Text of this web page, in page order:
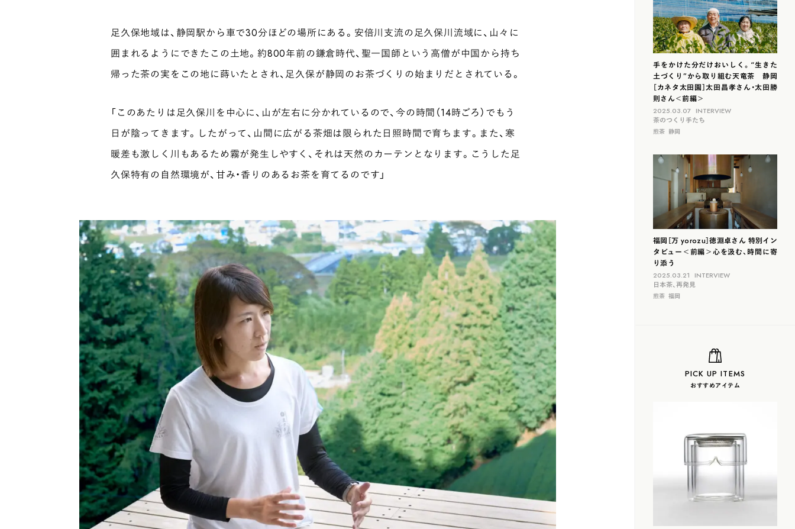
足久保地域は、静岡駅から車で30分ほどの場所にある。安倍川支流の足久保川流域に、山々に
囲まれるようにできたこの土地。約800年前の鎌倉時代、聖一国師という高僧が中国から持ち
帰った茶の実をこの地に蒔いたとされ、足久保が静岡のお茶づくりの始まりだとされている。
「このあたりは足久保川を中心に、山が左右に分かれているので、今の時間（14時ごろ）でもう
日が陰ってきます。したがって、山間に広がる茶畑は限られた日照時間で育ちます。また、寒
暖差も激しく川もあるため霧が発生しやすく、それは天然のカーテンとなります。こうした足
久保特有の自然環境が、甘み・香りのあるお茶を育てるのです」
手をかけた分だけおいしく。“生きた
土づくり”から取り組む天竜茶 静岡
［カネタ太田園］太田昌孝さん・太田勝
則さん＜前編＞
2025.03.07 INTERVIEW
茶のつくり手たち
煎茶 静岡
福岡［万 yorozu］徳淵卓さん 特別イン
タビュー＜前編＞心を汲む、時間に寄
り添う
2025.03.21 INTERVIEW
日本茶、再発見
煎茶 福岡
PICK UP ITEMS
おすすめアイテム